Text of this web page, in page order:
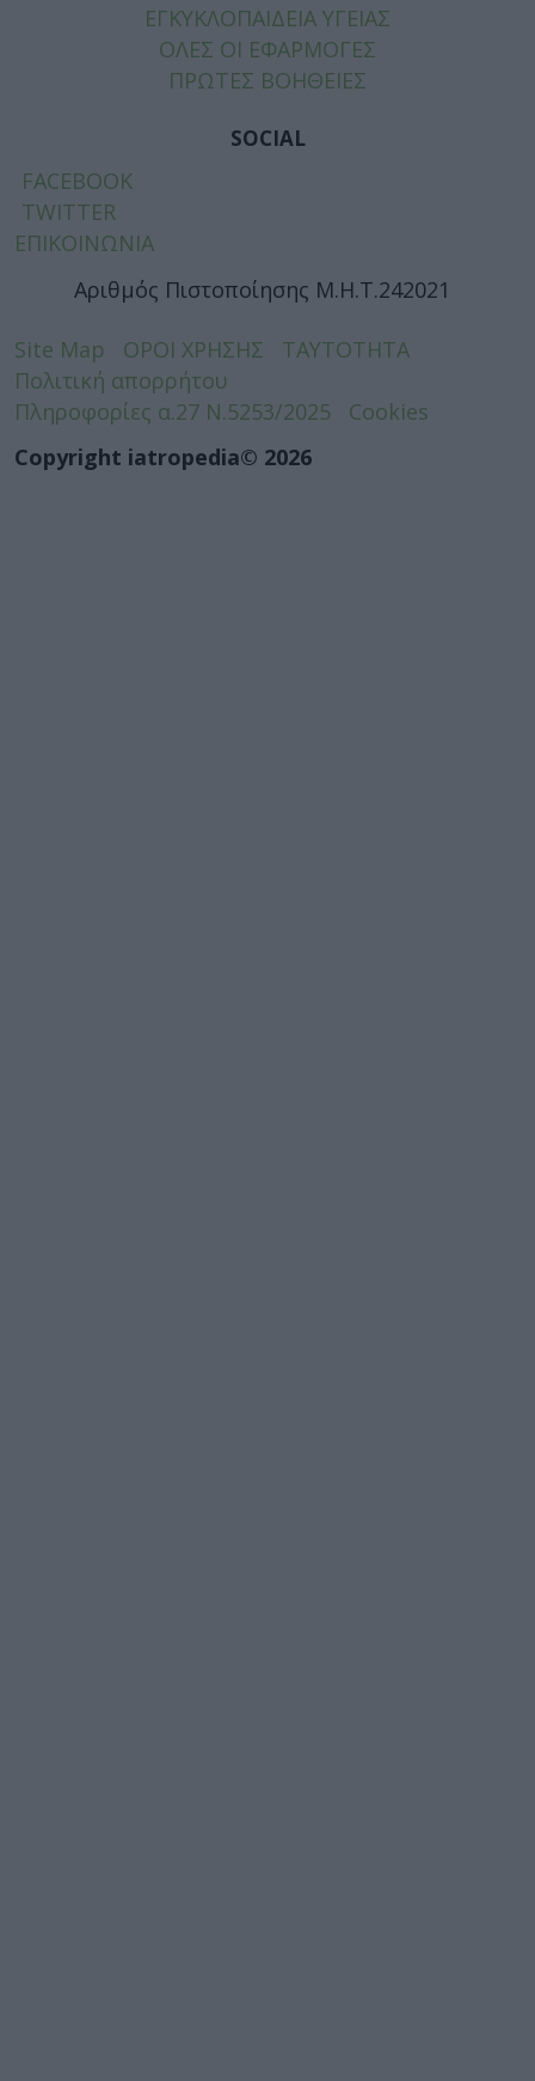
ΕΓΚΥΚΛΟΠΑΙΔΕΙΑ ΥΓΕΙΑΣ
ΟΛΕΣ ΟΙ ΕΦΑΡΜΟΓΕΣ
ΠΡΩΤΕΣ ΒΟΗΘΕΙΕΣ
SOCIAL
FACEBOOK
TWITTER
ΕΠΙΚΟΙΝΩΝΙΑ
Αριθμός Πιστοποίησης Μ.Η.Τ.242021
Site Map ΟΡΟΙ ΧΡΗΣΗΣ
ΤΑΥΤΟΤΗΤΑ
Πολιτική απορρήτου
Πληροφορίες α.27 Ν.5253/2025
Cookies
Copyright iatropedia© 2026